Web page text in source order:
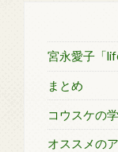
宮永愛子「
まとめ
コウスケの
オススメの